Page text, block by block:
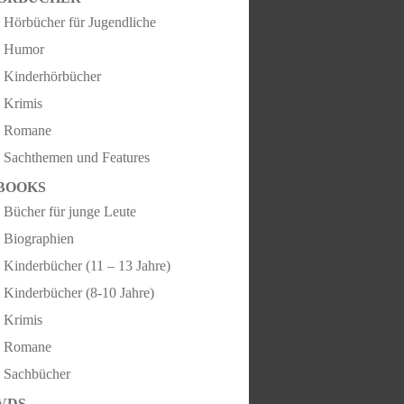
Hörbücher für Jugendliche
Humor
Kinderhörbücher
Krimis
Romane
Sachthemen und Features
Bücher für junge Leute
Biographien
Kinderbücher (11 – 13 Jahre)
Kinderbücher (8-10 Jahre)
Krimis
Romane
Sachbücher